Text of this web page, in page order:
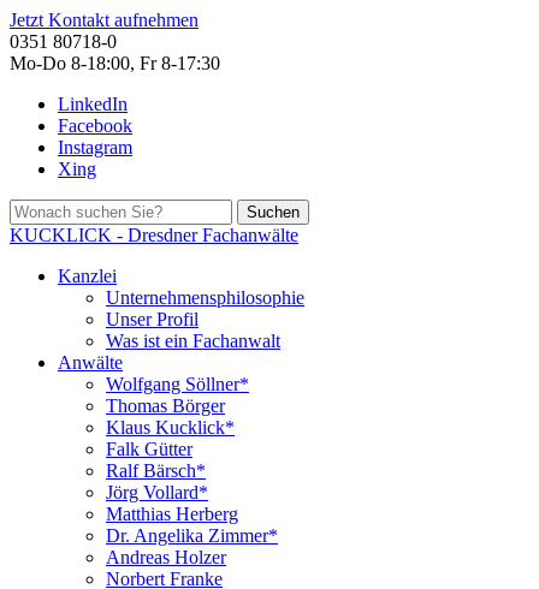
Jetzt Kontakt aufnehmen
0351 80718-0
Mo-Do 8-18:00, Fr 8-17:30
LinkedIn
Facebook
Instagram
Xing
Suchen
KUCKLICK - Dresdner Fachanwälte
Kanzlei
Unternehmensphilosophie
Unser Profil
Was ist ein Fachanwalt
Anwälte
Wolfgang Söllner*
Thomas Börger
Klaus Kucklick*
Falk Gütter
Ralf Bärsch*
Jörg Vollard*
Matthias Herberg
Dr. Angelika Zimmer*
Andreas Holzer
Norbert Franke